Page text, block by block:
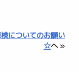
についてのお願い
☆へ »